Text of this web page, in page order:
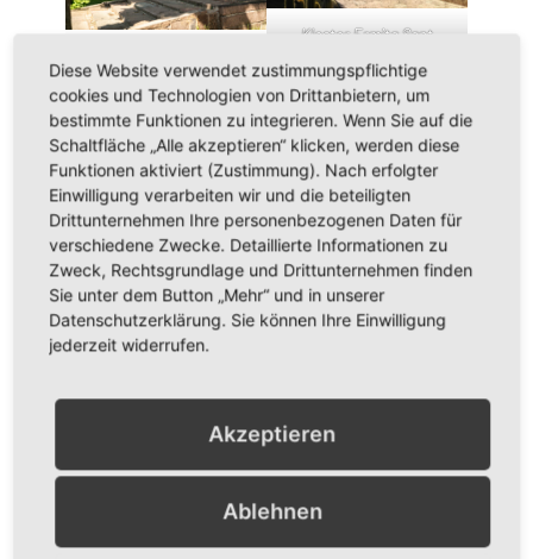
Ludorf
Kloster Ermita Sant
Finca Darjas Yurtas
Hotel Schlösschen
Sundische Wiese
Ich wünsche dir eine wunderbare
Inspiration und freue mich, wenn wir
gemeinsam unterwegs sind…
Diese Website verwendet zustimmungspflichtige
cookies und Technologien von Drittanbietern, um
bestimmte Funktionen zu integrieren. Wenn Sie auf die
Schaltfläche „Alle akzeptieren“ klicken, werden diese
Funktionen aktiviert (Zustimmung). Nach erfolgter
Einwilligung verarbeiten wir und die beteiligten
Drittunternehmen Ihre personenbezogenen Daten für
verschiedene Zwecke. Detaillierte Informationen zu
Zweck, Rechtsgrundlage und Drittunternehmen finden
Sie unter dem Button „Mehr“ und in unserer
Datenschutzerklärung. Sie können Ihre Einwilligung
jederzeit widerrufen.
Akzeptieren
Ablehnen